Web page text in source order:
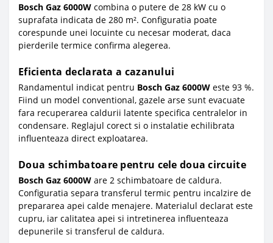
Bosch Gaz 6000W combina o putere de 28 kW cu o
suprafata indicata de 280 m². Configuratia poate
corespunde unei locuinte cu necesar moderat, daca
pierderile termice confirma alegerea.
Eficienta declarata a cazanului
Randamentul indicat pentru Bosch Gaz 6000W este 93 %.
Fiind un model conventional, gazele arse sunt evacuate
fara recuperarea caldurii latente specifica centralelor in
condensare. Reglajul corect si o instalatie echilibrata
influenteaza direct exploatarea.
Doua schimbatoare pentru cele doua circuite
Bosch Gaz 6000W are 2 schimbatoare de caldura.
Configuratia separa transferul termic pentru incalzire de
prepararea apei calde menajere. Materialul declarat este
cupru, iar calitatea apei si intretinerea influenteaza
depunerile si transferul de caldura.